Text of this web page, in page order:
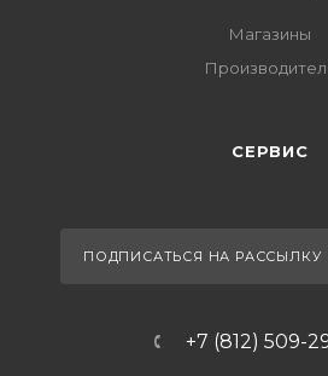
Магазины
СЕРВИС
ПОДПИСАТЬСЯ НА РАССЫЛКУ
+7 (812) 509-